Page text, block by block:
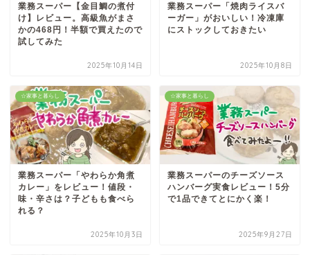
業務スーパー【金目鯛の煮付
け】レビュー。高級魚がまさ
かの468円！半額で買えたので
試してみた
2025年10月14日
業務スーパー「焼肉ライスバ
ーガー」がおいしい！冷凍庫
にストックしておきたい
2025年10月8日
☆家事と暮らし
業務スーパー「やわらか角煮
カレー」をレビュー！値段・
味・辛さは？子どもも食べら
れる？
2025年10月3日
☆家事と暮らし
業務スーパーのチーズソース
ハンバーグ実食レビュー！5分
で1品できてとにかく楽！
2025年9月27日